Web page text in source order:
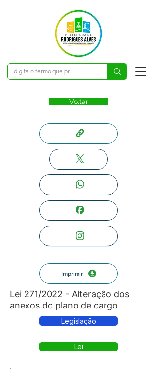
Voltar
Imprimir
Lei 271/2022 - Alteração dos
anexos do plano de cargo
Legislação
Lei